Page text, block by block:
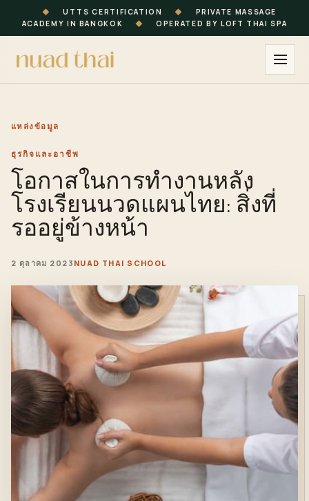
◆ UTTS CERTIFICATION ◆
PRIVATE MASSAGE
ACADEMY IN BANGKOK
◆ OPERATED BY LOFT THAI SPA
แหล่งข้อมูล
ธุรกิจและอาชีพ
โอกาสในการทำงานหลัง
โรงเรียนนวดแผนไทย: สิ่งที่
รออยู่ข้างหน้า
2 ตุลาคม 2023 NUAD THAI SCHOOL